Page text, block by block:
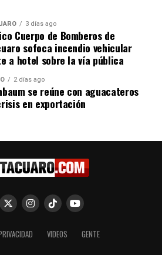
alerta vial para evitar
y asfalto mojado
3 días ago
Cuerpo de Bomberos de
sofoca incendio vehicular
a hotel sobre la vía pública
2 días ago
se reúne con aguacateros
en exportación
VIDEOS GENTE